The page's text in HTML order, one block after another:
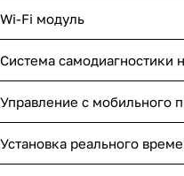
Wi-Fi модуль
Система самодиагностики
Управление c мобильного
Установка реального